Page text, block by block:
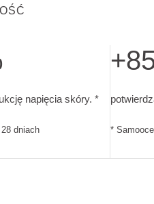
napięcia skóry. *
dniach *